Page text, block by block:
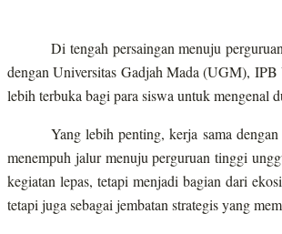
Di tengah persaingan menuju
dengan Universitas Gadjah Mada (UGM),
lebih terbuka bagi para siswa untuk mengenal
Yang lebih penting, kerja sama
menempuh jalur menuju perguruan tinggi
kegiatan lepas, tetapi menjadi bagian dari
tetapi juga sebagai jembatan strategis yang